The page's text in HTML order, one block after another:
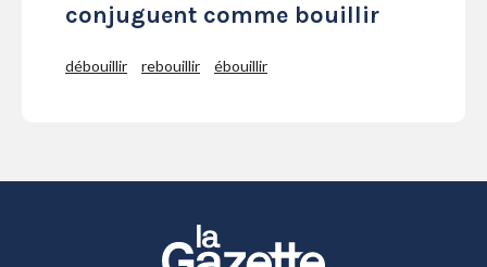
conjuguent comme bouillir
débouillir rebouillir ébouillir